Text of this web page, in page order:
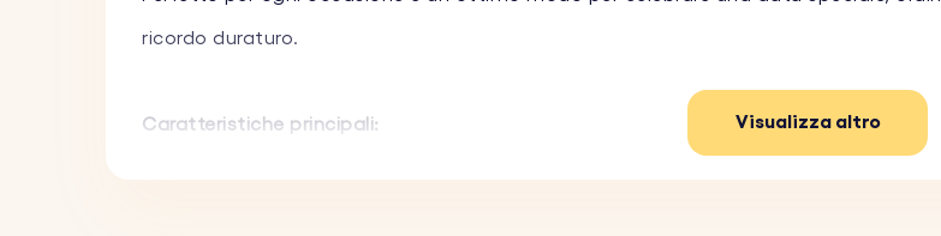
ricordo duraturo.
Caratteristiche principali: Visualizza altro